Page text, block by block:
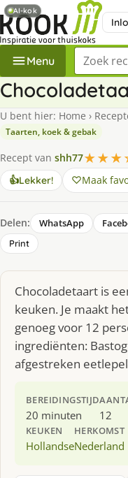
Menu Zoek een
U bent hier: Home ›
Taarten, koek & gebak
Recept van shh77
👍Lekker! Maak
Delen: WhatsApp
Print
Chocoladetaart is
keuken. Je maakt
genoeg voor 12
ingrediënten:
afgestreken
BEREIDINGSTIJD
20 minuten 12
KEUKEN
Hollandse
HERKOMST
Nederland
AI-kok